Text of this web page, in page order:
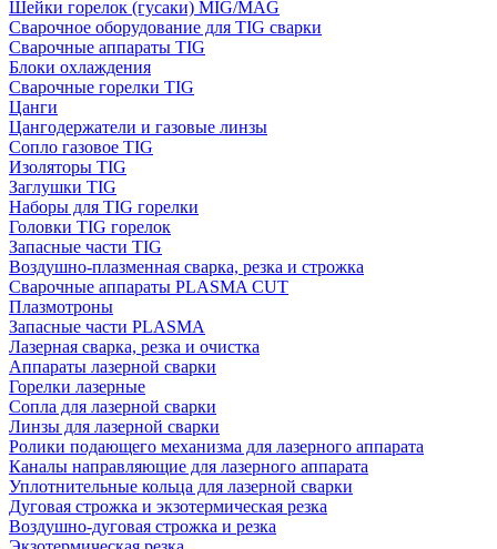
Шейки горелок (гусаки) MIG/MAG
Сварочное оборудование для TIG сварки
Сварочные аппараты TIG
Блоки охлаждения
Сварочные горелки TIG
Цанги
Цангодержатели и газовые линзы
Сопло газовое TIG
Изоляторы TIG
Заглушки TIG
Наборы для TIG горелки
Головки TIG горелок
Запасные части TIG
Воздушно-плазменная сварка, резка и строжка
Сварочные аппараты PLASMA CUT
Плазмотроны
Запасные части PLASMA
Лазерная сварка, резка и очистка
Аппараты лазерной сварки
Горелки лазерные
Сопла для лазерной сварки
Линзы для лазерной сварки
Ролики подающего механизма для лазерного аппарата
Каналы направляющие для лазерного аппарата
Уплотнительные кольца для лазерной сварки
Дуговая строжка и экзотермическая резка
Воздушно-дуговая строжка и резка